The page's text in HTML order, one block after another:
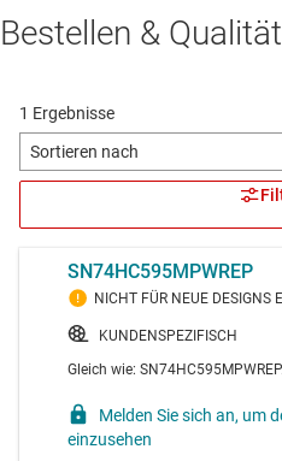
Bestellen & Qualität